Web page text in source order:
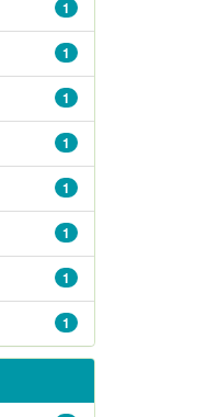
1
1
1
1
1
1
1
1